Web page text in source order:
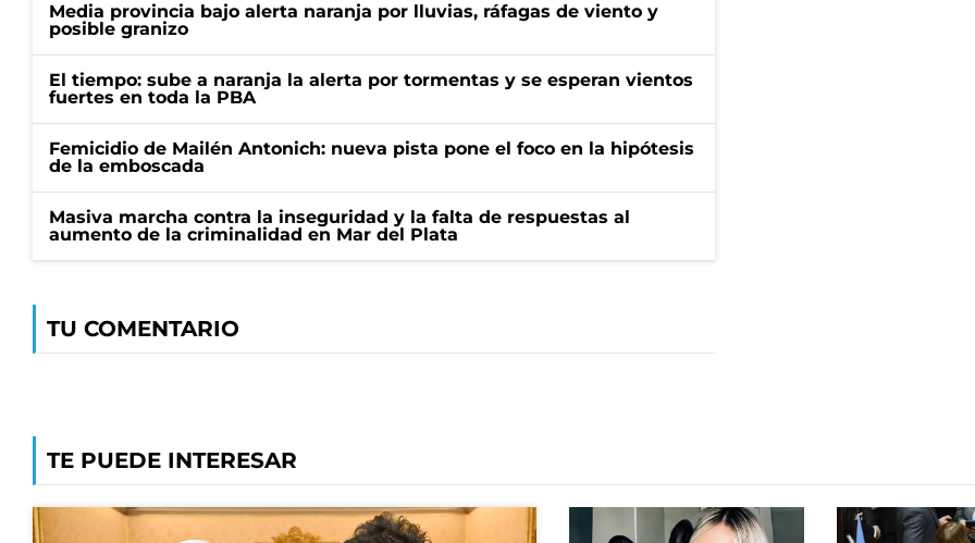
Media provincia bajo alerta naranja por lluvias, ráfagas de viento y
posible granizo
El tiempo: sube a naranja la alerta por tormentas y se esperan vientos
fuertes en toda la PBA
Femicidio de Mailén Antonich: nueva pista pone el foco en la hipótesis
de la emboscada
Masiva marcha contra la inseguridad y la falta de respuestas al
aumento de la criminalidad en Mar del Plata
TU COMENTARIO
TE PUEDE INTERESAR